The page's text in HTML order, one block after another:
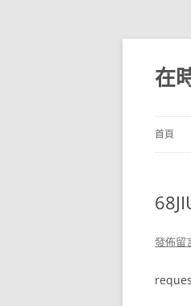
跳
主
要
內
在
首頁
發佈留